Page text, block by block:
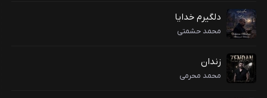
دلگیرم خدایا
محمد حشمتی
زندان
محمد محرمی